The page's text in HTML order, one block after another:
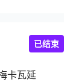
卡瓦延
已结束